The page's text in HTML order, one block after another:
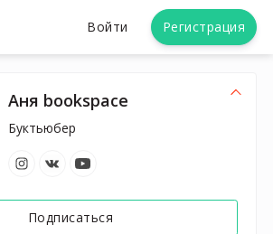
Войти Регистрация
Аня bookspace
Буктьюбер
Подписаться